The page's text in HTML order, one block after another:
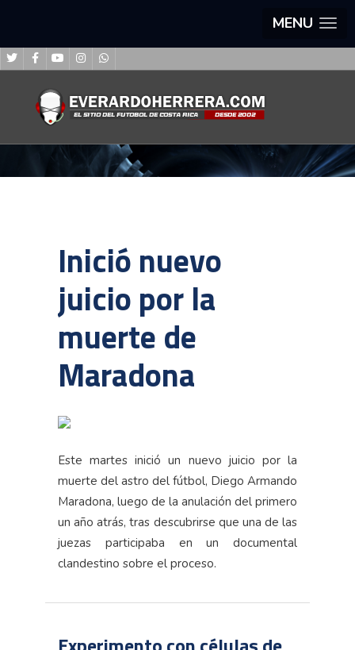
MENU
Inició nuevo
juicio por la
muerte de
Maradona
Este martes inició un nuevo juicio por la
muerte del astro del fútbol, Diego Armando
Maradona, luego de la anulación del primero
un año atrás, tras descubrirse que una de las
juezas participaba en un documental
clandestino sobre el proceso.